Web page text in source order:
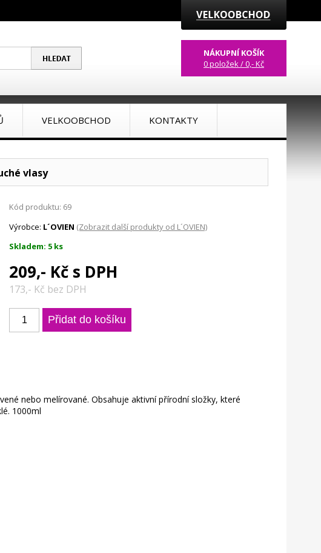
NÁKUPNÍ KOŠÍK
0 položek / 0,- Kč
VELKOOBCHOD KONTAKTY
vlasy
Kód produktu: 69
Výrobce: L´OVIEN (Zobrazit další produkty od L´OVIEN)
Skladem: 5 ks
209,- Kč s DPH
173,- Kč bez DPH
nebo melírované. Obsahuje aktivní přírodní složky, které
1000ml